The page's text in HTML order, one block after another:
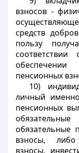
взносов -
средств
пользу
пенсионных
10)
личный
пенсионных
обязательные
взносы,
взносы,